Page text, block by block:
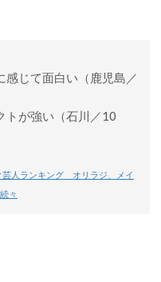
感じて面白い（鹿児島／
トが強い（石川／10
芸人ランキング オリラジ、メイ
々